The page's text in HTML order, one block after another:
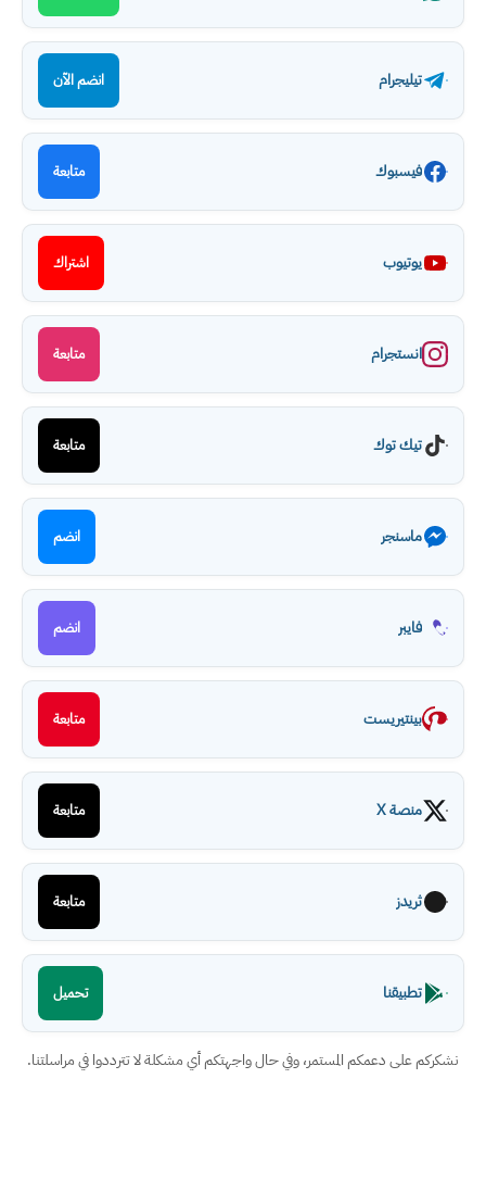
تيليجرام انضم الآن
فيسبوك متابعة
يوتيوب اشتراك
انستجرام متابعة
تيك توك متابعة
ماسنجر انضم
فايبر انضم
بينتيريست متابعة
منصة X متابعة
ثريدز متابعة
تطبيقنا تحميل
نشكركم على دعمكم المستمر، وفي حال واجهتكم أي مشكلة لا تترددوا في مراسلتنا.